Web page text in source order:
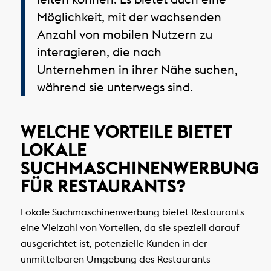
Möglichkeit, mit der wachsenden
Anzahl von mobilen Nutzern zu
interagieren, die nach
Unternehmen in ihrer Nähe suchen,
während sie unterwegs sind.
WELCHE VORTEILE BIETET
LOKALE
SUCHMASCHINENWERBUNG
FÜR RESTAURANTS?
Lokale Suchmaschinenwerbung bietet Restaurants
eine Vielzahl von Vorteilen, da sie speziell darauf
ausgerichtet ist, potenzielle Kunden in der
unmittelbaren Umgebung des Restaurants